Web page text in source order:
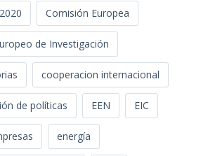
2020 Comisión Europea
de Investigación
cooperacion internacional
de políticas EEN EIC
energía